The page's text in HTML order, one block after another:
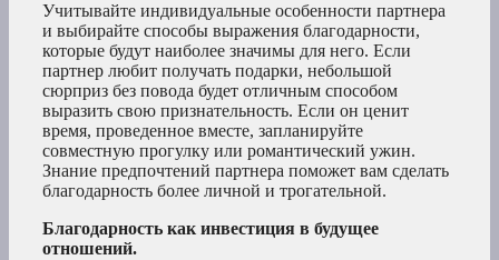
Учитывайте индивидуальные особенности партнера
и выбирайте способы выражения благодарности,
которые будут наиболее значимы для него. Если
партнер любит получать подарки, небольшой
сюрприз без повода будет отличным способом
выразить свою признательность. Если он ценит
время, проведенное вместе, запланируйте
совместную прогулку или романтический ужин.
Знание предпочтений партнера поможет вам сделать
благодарность более личной и трогательной.
Благодарность как инвестиция в будущее
отношений.